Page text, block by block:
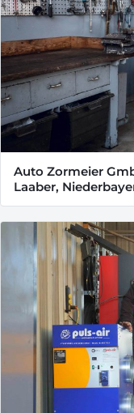
Auto Zormeier
Laaber,